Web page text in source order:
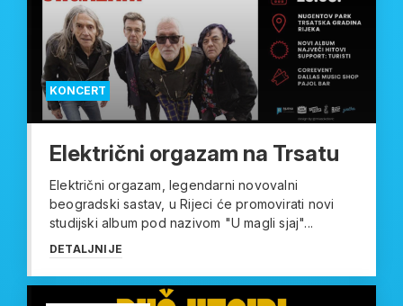
KONCERT
Električni orgazam na Trsatu
Električni orgazam, legendarni novovalni
beogradski sastav, u Rijeci će promovirati novi
studijski album pod nazivom "U magli sjaj"...
DETALJNIJE